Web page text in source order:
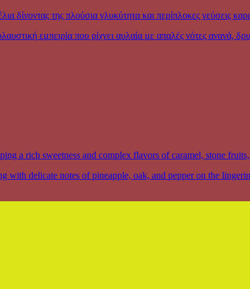
δίνοντας της πλούσια γλυκύτητα και περίπλοκες γεύσεις
εμπειρία που ρίχνει αυλαία με απαλές νότες ανανά,
a rich sweetness and complex flavors of caramel, stone
with delicate notes of pineapple, oak, and pepper on the